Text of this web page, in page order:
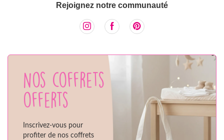
Rejoignez notre communauté
Nos coffrets
offerts
Inscrivez-vous pour
profiter de nos coffrets